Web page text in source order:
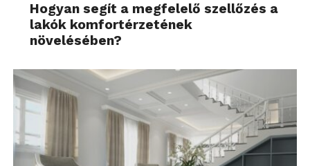
Hogyan segít a megfelelő szellőzés a
lakók komfortérzetének
növelésében?